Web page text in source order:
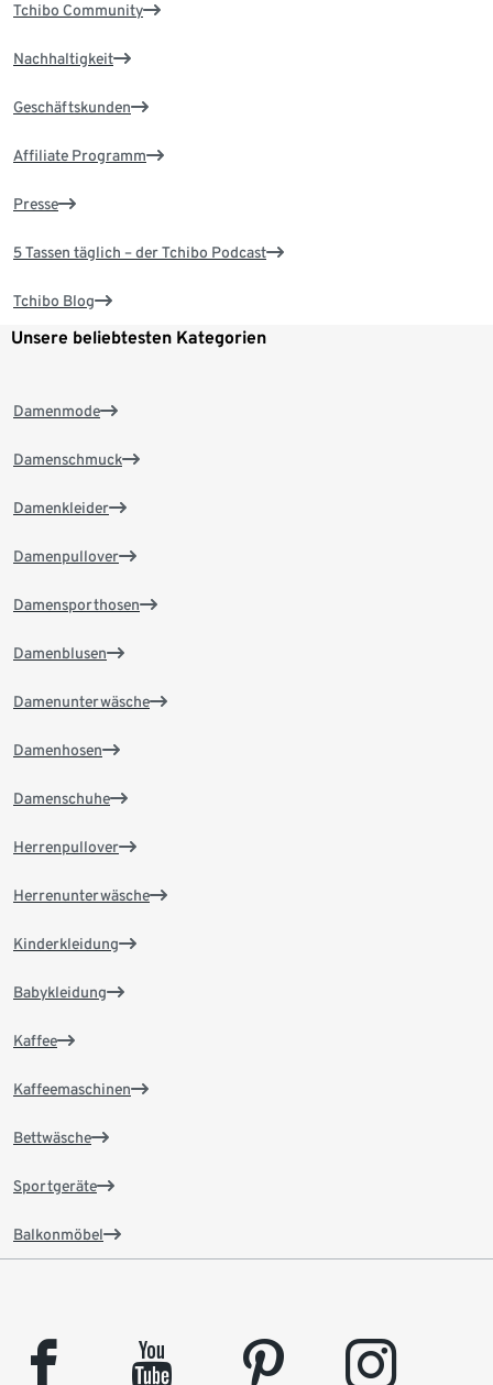
Tchibo Community
Nachhaltigkeit
Geschäftskunden
Affiliate Programm
Presse
5 Tassen täglich – der Tchibo Podcast
Tchibo Blog
Unsere beliebtesten Kategorien
Damenmode
Damenschmuck
Damenkleider
Damenpullover
Damensporthosen
Damenblusen
Damenunterwäsche
Damenhosen
Damenschuhe
Herrenpullover
Herrenunterwäsche
Kinderkleidung
Babykleidung
Kaffee
Kaffeemaschinen
Bettwäsche
Sportgeräte
Balkonmöbel
facebook youtube pinterest instagram